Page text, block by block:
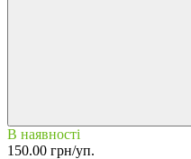
В наявності
150.00 грн/уп.